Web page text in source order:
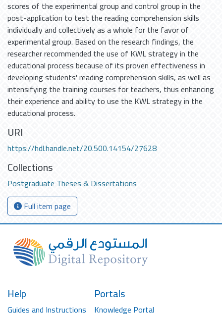
scores of the experimental group and control group in the
post-application to test the reading comprehension skills
individually and collectively as a whole for the favor of
experimental group. Based on the research findings, the
researcher recommended the use of KWL strategy in the
educational process because of its proven effectiveness in
developing students' reading comprehension skills, as well as
intensifying the training courses for teachers, thus enhancing
their experience and ability to use the KWL strategy in the
educational process.
URI
https://hdl.handle.net/20.500.14154/27628
Collections
Postgraduate Theses & Dissertations
Full item page
Help
Guides and Instructions
Portals
Knowledge Portal